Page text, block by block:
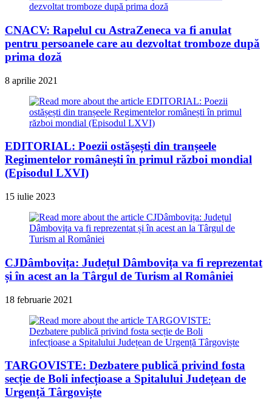
CNACV: Rapelul cu AstraZeneca va fi anulat
pentru persoanele care au dezvoltat tromboze după
prima doză
8 aprilie 2021
EDITORIAL: Poezii ostășești din tranșeele
Regimentelor românești în primul război mondial
(Episodul LXVI)
15 iulie 2023
CJDâmbovița: Județul Dâmbovița va fi reprezentat
și în acest an la Târgul de Turism al României
18 februarie 2021
TARGOVISTE: Dezbatere publică privind fosta
secție de Boli infecțioase a Spitalului Județean de
Urgență Târgoviște